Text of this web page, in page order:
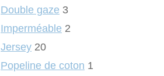
Double gaze 3
Imperméable 2
Jersey 20
Popeline de coton 1